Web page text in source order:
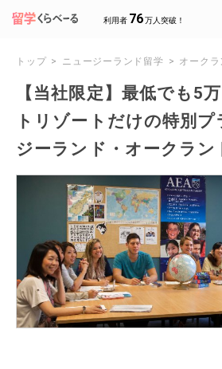
利用者 76万人突破！
トップ ニュージーランド留学 オークラ
【当社限定】最低でも5
トリゾートだけの特別
ジーランド・オークラン